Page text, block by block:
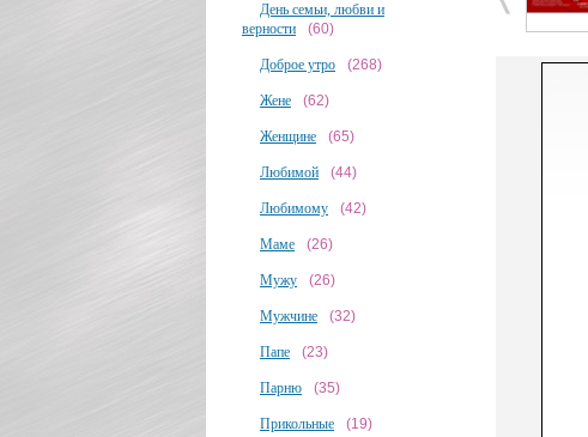
День семьи, любви и
верности
(60)
Доброе утро (268)
Жене (62)
Женщине (65)
Любимой (44)
Любимому (42)
Маме (26)
Мужу (26)
Мужчине (32)
Папе (23)
Парню (35)
Прикольные (19)